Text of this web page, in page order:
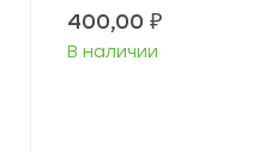
400,00 ₽
В наличии